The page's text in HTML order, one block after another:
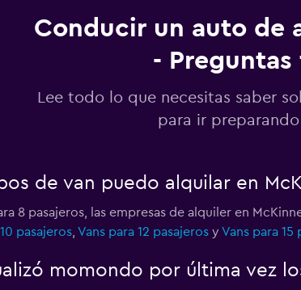
Ver precios
Conducir un auto de
-
Lee todo lo que necesitas saber
para ir
de van puedo alquilar en
8 pasajeros, las empresas de alquiler en
pasajeros, Vans para 12 pasajerosy Vans para 15
momondo por última vez